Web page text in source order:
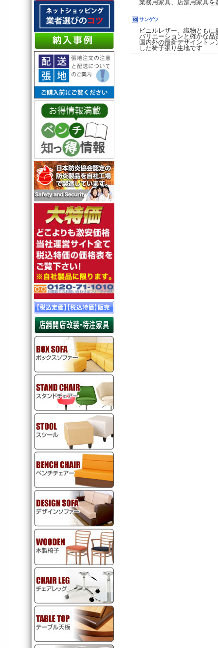
業務用家具、店舗用家具を
サンゲツ
ビニルレザー、織物とも
バリエーションと確かな品
国内外の最新デザイント
した椅子張り生地です